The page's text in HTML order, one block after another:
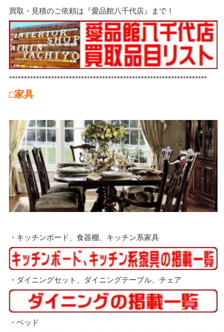
買取・見積のご依頼は『愛品館八千代店』まで！
******************************************************************
□家具
・キッチンボード、食器棚、キッチン系家具
・ダイニングセット、ダイニングテーブル、チェア
・ベッド